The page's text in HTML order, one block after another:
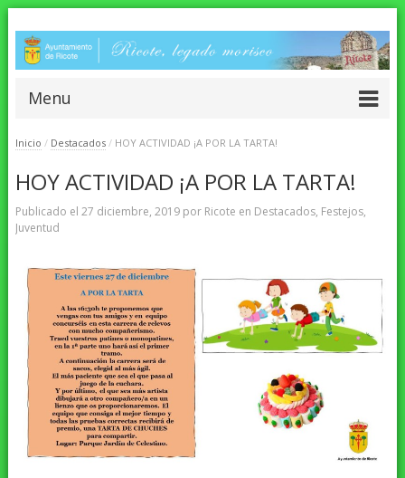
Menu
Inicio / Destacados / HOY ACTIVIDAD ¡A POR LA TARTA!
HOY ACTIVIDAD ¡A POR LA TARTA!
Publicado el 27 diciembre, 2019por Ricote en Destacados, Festejos,
Juventud